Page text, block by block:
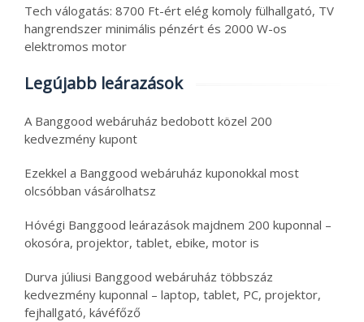
Tech válogatás: 8700 Ft-ért elég komoly fülhallgató, TV
hangrendszer minimális pénzért és 2000 W-os
elektromos motor
Legújabb leárazások
A Banggood webáruház bedobott közel 200
kedvezmény kupont
Ezekkel a Banggood webáruház kuponokkal most
olcsóbban vásárolhatsz
Hóvégi Banggood leárazások majdnem 200 kuponnal –
okosóra, projektor, tablet, ebike, motor is
Durva júliusi Banggood webáruház többszáz
kedvezmény kuponnal – laptop, tablet, PC, projektor,
fejhallgató, kávéfőző